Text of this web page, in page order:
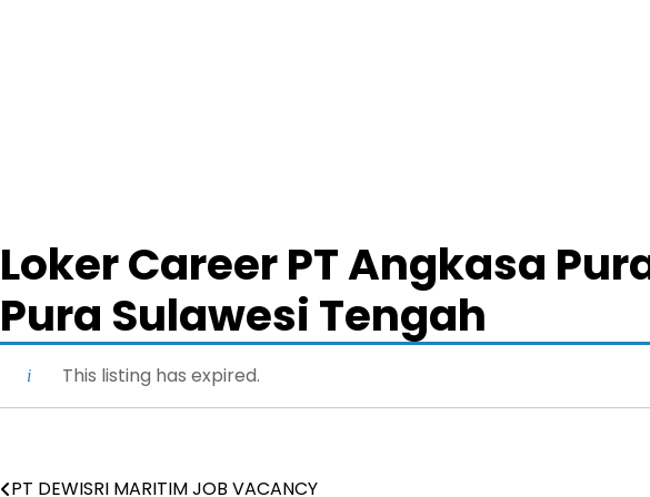
Loker Career PT Angkasa
Pura Sulawesi Tengah
This listing has expired.
PT DEWISRI MARITIM JOB VACANCY